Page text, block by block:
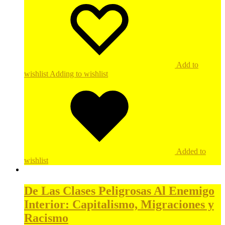
Add to
wishlist Adding to wishlist
Added to
wishlist
De Las Clases Peligrosas Al Enemigo
Interior: Capitalismo, Migraciones y
Racismo